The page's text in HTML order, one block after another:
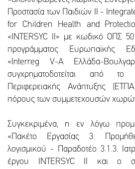
Προστασία των Παιδιών II -
for Children Health and
«INTERSYC II» με κωδικό ΟΠΣ
προγράμματος Ευρωπαϊκής
«Interreg V-A Ελλάδα-
συγχρηματοδοτείται από
Περιφερειακής Ανάπτυξης
πόρους των συμμετεχουσών
Συγκεκριμένα, η εν λόγω
«Πακέτο Εργασίας 3:
λογισμικού - Παραδοτέο 3.1.3.
έργου ΙΝΤΕRSYC II και ο